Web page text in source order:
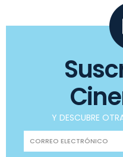
Y DESCUBRE